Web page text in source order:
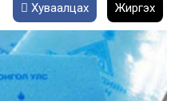
Хуваалцах Жиргэх